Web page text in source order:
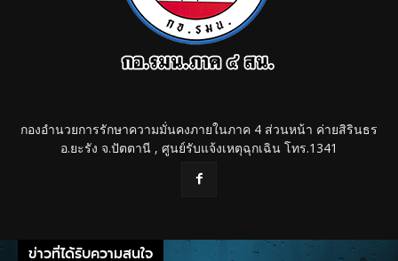
กองอำนวยการรักษาความมั่นคงภายในภาค 4 ส่วนหน้า ค่ายสิรินธร
อ.ยะรัง จ.ปัตตานี , ศูนย์รับแจ้งเหตุฉุกเฉิน โทร.1341
ข่าวที่ได้รับความสนใจ